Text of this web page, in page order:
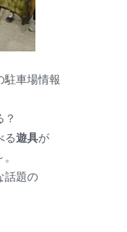
駐車場情報
る遊具が
話題の